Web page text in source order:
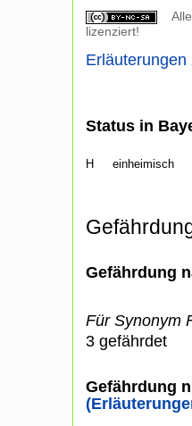
Alle
lizenziert!
Erläuterungen
Status in
H einheimisch
Gefährdung
Für Synonym
3 gefährdet
Gefährdung